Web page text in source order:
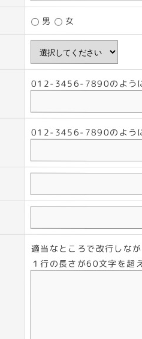
男 女
012-3456-7890のように
012-3456-7890のように
適当なところで改行しな
１行の長さが60文字を超